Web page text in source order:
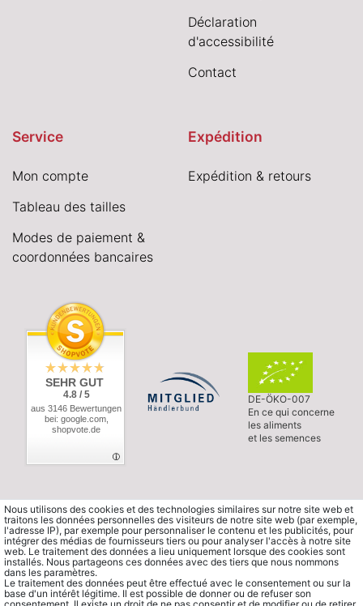
Déclaration
d'accessibilité
Contact
Service
Mon compte
Tableau des tailles
Modes de paiement &
coordonnées bancaires
Expédition
Expédition & retours
SEHR GUT
4.8 / 5
aus 3146 Bewertungen
bei: google.com,
shopvote.de
DE-ÖKO-007
En ce qui concerne
les aliments
et les semences
Nous utilisons des cookies et des technologies similaires sur notre site web et
traitons les données personnelles des visiteurs de notre site web (par exemple,
l'adresse IP), par exemple pour personnaliser le contenu et les publicités, pour
intégrer des médias de fournisseurs tiers ou pour analyser l'accès à notre site
web. Le traitement des données a lieu uniquement lorsque des cookies sont
installés. Nous partageons ces données avec des tiers que nous nommons
dans les paramètres.
Le traitement des données peut être effectué avec le consentement ou sur la
base d'un intérêt légitime. Il est possible de donner ou de refuser son